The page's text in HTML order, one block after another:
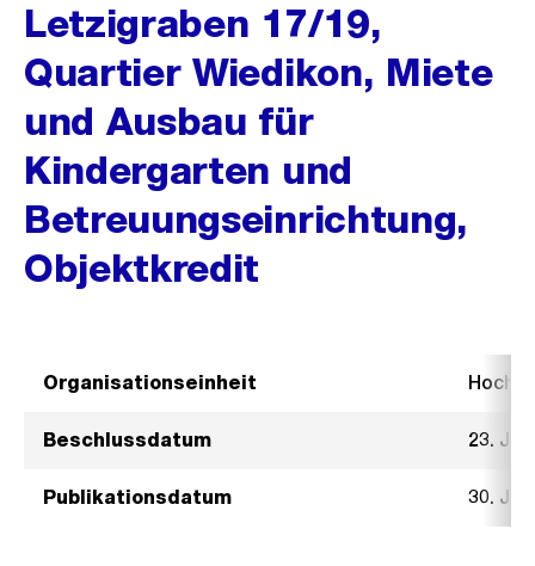
Letzigraben 17/19,
Quartier Wiedikon, Miete
und Ausbau für
Kindergarten und
Betreuungseinrichtung,
Objektkredit
Organisationseinheit
Beschlussdatum 23.
Publikationsdatum 30.